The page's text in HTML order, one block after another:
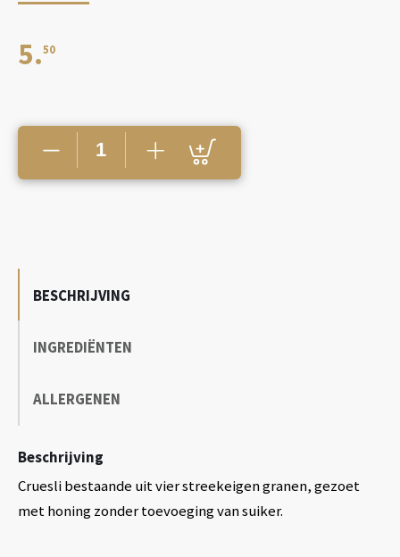
5.50
aantal
BESCHRIJVING
INGREDIËNTEN
ALLERGENEN
Beschrijving
Cruesli bestaande uit vier streekeigen granen, gezoet
met honing zonder toevoeging van suiker.